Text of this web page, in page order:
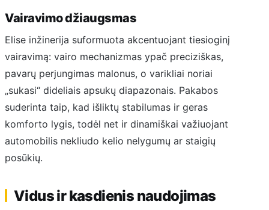
Vairavimo džiaugsmas
Elise inžinerija suformuota akcentuojant tiesioginį
vairavimą: vairo mechanizmas ypač preciziškas,
pavarų perjungimas malonus, o varikliai noriai
„sukasi“ dideliais apsukų diapazonais. Pakabos
suderinta taip, kad išliktų stabilumas ir geras
komforto lygis, todėl net ir dinamiškai važiuojant
automobilis nekliudo kelio nelygumų ar staigių
posūkių.
Vidus ir kasdienis naudojimas